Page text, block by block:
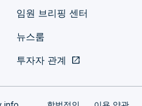
임원 브리핑 센터
뉴스룸
투자자 관계 open_in_new